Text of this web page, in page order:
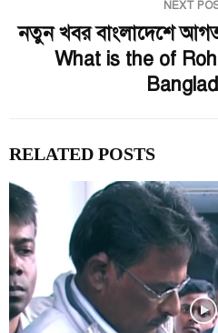
NEXT
নতুন খবর বাংলাদেশে আগত
What is the of
RELATED POSTS